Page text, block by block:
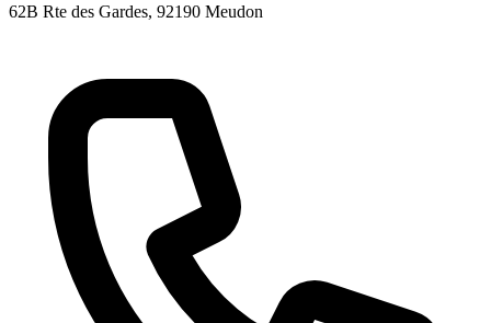
62B Rte des Gardes, 92190 Meudon